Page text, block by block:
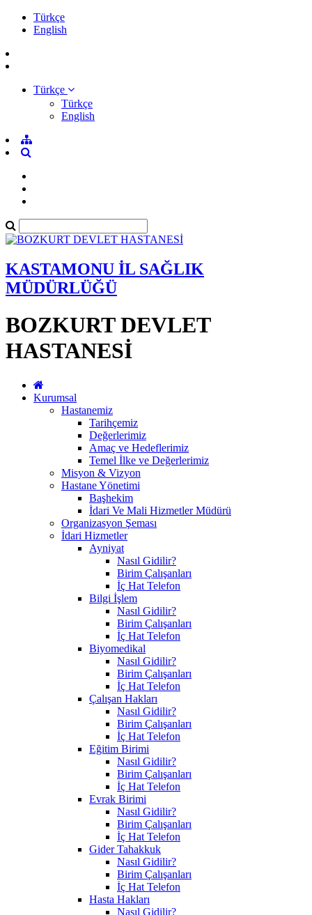
Türkçe
English
Türkçe
Türkçe
English
KASTAMONU İL SAĞLIK
MÜDÜRLÜĞÜ
BOZKURT DEVLET
HASTANESİ
Kurumsal
Hastanemiz
Tarihçemiz
Değerlerimiz
Amaç ve Hedeflerimiz
Temel İlke ve Değerlerimiz
Misyon & Vizyon
Hastane Yönetimi
Başhekim
İdari Ve Mali Hizmetler Müdürü
Organizasyon Şeması
İdari Hizmetler
Ayniyat
Nasıl Gidilir?
Birim Çalışanları
İç Hat Telefon
Bilgi İşlem
Nasıl Gidilir?
Birim Çalışanları
İç Hat Telefon
Biyomedikal
Nasıl Gidilir?
Birim Çalışanları
İç Hat Telefon
Çalışan Hakları
Nasıl Gidilir?
Birim Çalışanları
İç Hat Telefon
Eğitim Birimi
Nasıl Gidilir?
Birim Çalışanları
İç Hat Telefon
Evrak Birimi
Nasıl Gidilir?
Birim Çalışanları
İç Hat Telefon
Gider Tahakkuk
Nasıl Gidilir?
Birim Çalışanları
İç Hat Telefon
Hasta Hakları
Nasıl Gidilir?